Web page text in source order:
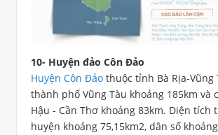
10- Huyện đảo Côn Đảo
Huyện Côn Đảo thuộc tỉnh Bà Rịa-Vũng
thành phố Vũng Tàu khoảng 185km và
Hậu - Cần Thơ khoảng 83km. Diện tích
huyện khoảng 75,15km2, dân số